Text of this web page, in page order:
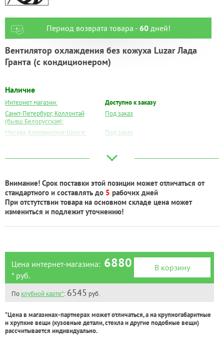
Период возврата товара - 60дней!
Вентилятор охлаждения без кожуха Luzar Лада
Гранта (с кондиционером)
Наличие
Интернет магазин:
Доступно к заказу
Санкт-Петербург, Коллонтай
(бывш.Белорусская):
Под заказ
Москва, Коровинское Шоссе:
Под заказ
Под заказ
Самара:
Под заказ
Тверь:
Под заказ
Тюмень:
Под заказ
Внимание! Срок поставки этой позиции может отличаться от
стандартного и составлять до 5 рабочих дней
При отстутствии товара на основном складе цена может
измениться и подлежит уточнению!
Цена интернет-магазина: 6880
* руб.
В корзину
По клубной карте*: 6545 руб.
*Цена в магазинах-партнерах может отличаться, а на крупногабаритные
и хрупкие вещи (кузовные детали, стекла и другие подобные вещи)
рассчитывается индивидуально.